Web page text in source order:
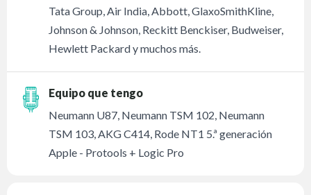
Tata Group, Air India, Abbott, GlaxoSmithKline,
Johnson & Johnson, Reckitt Benckiser, Budweiser,
Hewlett Packard y muchos más.
Equipo que tengo
Neumann U87, Neumann TSM 102, Neumann
TSM 103, AKG C414, Rode NT1 5.ª generación
Apple - Protools + Logic Pro